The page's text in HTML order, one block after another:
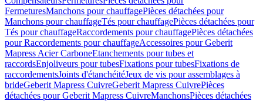
FermeturesManchons pour chauffagePièces détachées pour
Manchons pour chauffageTés pour chauffagePièces détachées pour
Tés pour chauffageRaccordements pour chauffagePièces détachées
pour Raccordements pour chauffageAccessoires pour Geberit
Mapress Acier CarboneEtanchements pour tubes et
raccordsEnjoliveurs pour tubesFixations pour tubesFixations de
raccordementsJoints d'étanchéitéJeux de vis pour assemblages à
brideGeberit Mapress CuivreGeberit Mapress CuivrePièces
détachées pour Geberit Mapress CuivreManchonsPièces détachées